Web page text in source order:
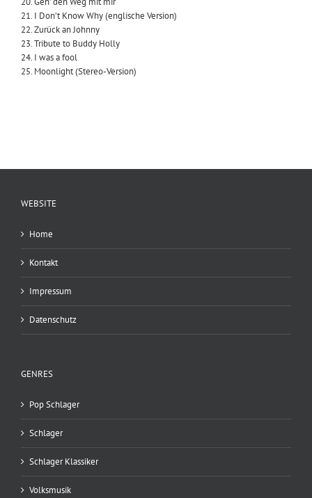
21. I Don’t Know Why (englische Version)
22. Zurück an Johnny
23. Tribute to Buddy Holly
24. I was a fool
25. Moonlight (Stereo-Version)
WEBSITE
Home
Kontakt
Impressum
Datenschutz
GENRES
Pop Schlager
Schlager
Schlager Klassiker
Volksmusik